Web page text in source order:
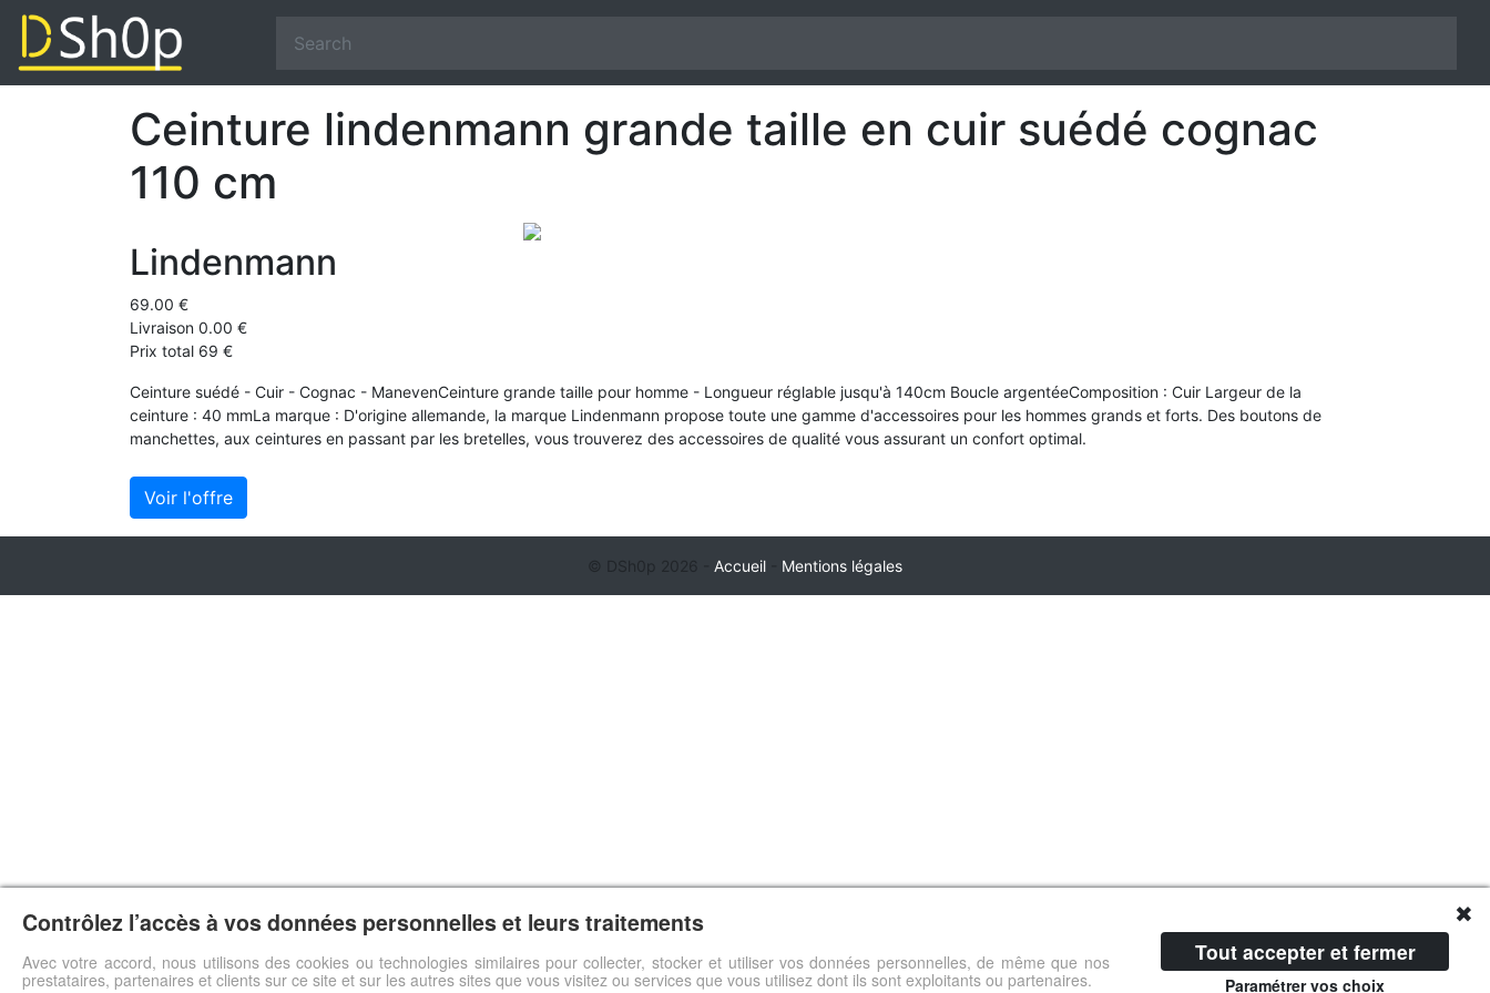
Ceinture lindenmann grande taille en cuir suédé cognac
110 cm
Lindenmann
69.00 €
Livraison 0.00 €
Prix total 69 €
Ceinture suédé - Cuir - Cognac - ManevenCeinture grande taille pour homme - Longueur réglable jusqu'à 140cm Boucle argentéeComposition : Cuir Largeur de la
ceinture : 40 mmLa marque : D'origine allemande, la marque Lindenmann propose toute une gamme d'accessoires pour les hommes grands et forts. Des boutons de
manchettes, aux ceintures en passant par les bretelles, vous trouverez des accessoires de qualité vous assurant un confort optimal.
Voir l'offre
© DSh0p 2026 - Accueil Mentions légales
✖
Contrôlez l’accès à vos données personnelles et leurs traitements
Avec votre accord, nous utilisons des cookies ou technologies similaires pour collecter, stocker et utiliser vos données personnelles, de même que nos
prestataires, partenaires et clients sur ce site et sur les autres sites que vous visitez ou services que vous utilisez dont ils sont exploitants ou partenaires.
Tout accepter et fermer
Paramétrer vos choix